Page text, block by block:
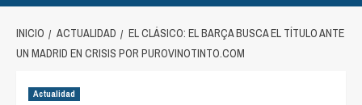
INICIO ACTUALIDAD
EL CLÁSICO: EL BARÇA BUSCA EL TÍTULO ANTE
UN MADRID EN CRISIS POR PUROVINOTINTO.COM
Actualidad